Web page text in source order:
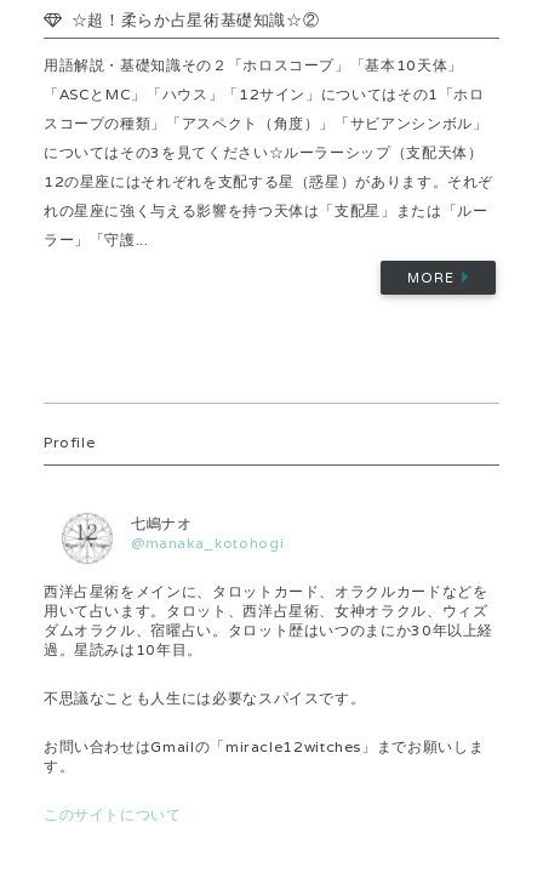
☆超！柔らか占星術基礎知識☆②
用語解説・基礎知識その２「ホロスコープ」「基本10天体」
「ASCとMC」「ハウス」「12サイン」についてはその1「ホロ
スコープの種類」「アスペクト（角度）」「サビアンシンボル」
についてはその3を見てください☆ルーラーシップ（支配天体）
12の星座にはそれぞれを支配する星（惑星）があります。それぞ
れの星座に強く与える影響を持つ天体は「支配星」または「ルー
ラー」「守護...
MORE
Profile
七嶋ナオ
@manaka_kotohogi
西洋占星術をメインに、タロットカード、オラクルカードなどを
用いて占います。タロット、西洋占星術、女神オラクル、ウィズ
ダムオラクル、宿曜占い。タロット歴はいつのまにか30年以上経
過。星読みは10年目。
不思議なことも人生には必要なスパイスです。
お問い合わせはGmailの「miracle12witches」までお願いしま
す。
このサイトについて